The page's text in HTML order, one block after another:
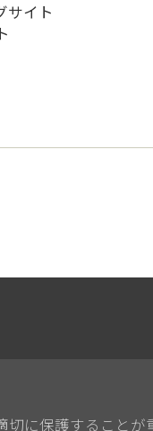
サイト
に保護すること